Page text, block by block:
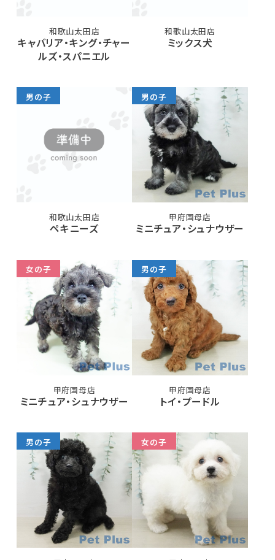
和歌山太田店
キャバリア・キング・チャー
ルズ・スパニエル
和歌山太田店
ミックス犬
男の子
和歌山太田店
ペキニーズ
男の子
甲府国母店
ミニチュア・シュナウザー
女の子
甲府国母店
ミニチュア・シュナウザー
男の子
甲府国母店
トイ・プードル
男の子 女の子